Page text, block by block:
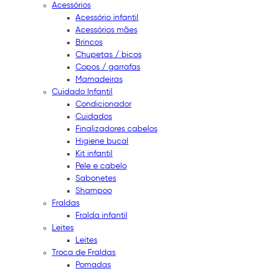
Acessórios
Acessório infantil
Acessórios mães
Brincos
Chupetas / bicos
Copos / garrafas
Mamadeiras
Cuidado Infantil
Condicionador
Cuidados
Finalizadores cabelos
Higiene bucal
Kit infantil
Pele e cabelo
Sabonetes
Shampoo
Fraldas
Fralda infantil
Leites
Leites
Troca de Fraldas
Pomadas